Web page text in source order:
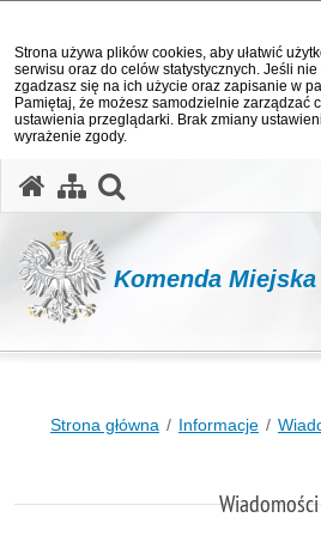
Strona używa plików cookies, aby ułatwić
serwisu oraz do celów statystycznych. Jeśli
zgadzasz się na ich użycie oraz zapisanie w
Pamiętaj, że możesz samodzielnie zarządzać
ustawienia przeglądarki. Brak zmiany
wyrażenie zgody.
Komenda
Strona główna Informacje
Wiadomości